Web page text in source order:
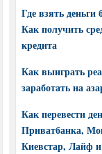
Где взять
Как получить
кредита
Как выиграть
заработать на
Как перевести
Приватбанка,
Киевстар, Лайф